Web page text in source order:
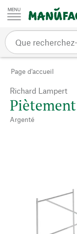
Passer au contenu
Page d'accueil
Richard Lampert
Argenté